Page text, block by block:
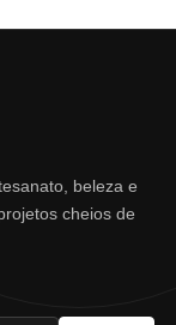
beleza e
cheios de